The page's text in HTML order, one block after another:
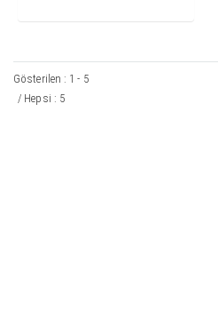
Gösterilen : 1 - 5
/ Hepsi : 5